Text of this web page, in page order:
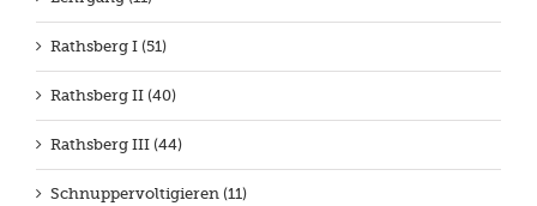
Rathsberg I (51)
Rathsberg II (40)
Rathsberg III (44)
Schnuppervoltigieren (11)